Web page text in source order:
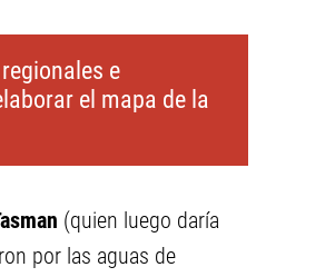
e
el mapa de la
(quien luego daría
por las aguas de